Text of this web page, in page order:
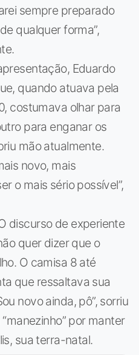
sempre preparado
qualquer forma”,
Eduardo
quando atuava pela
costumava olhar para
para enganar os
mão atualmente.
novo, mais
o mais sério possível”,
discurso de experiente
quer dizer que o
O camisa 8 até
que ressaltava sua
novo ainda, pô”, sorriu
por manter
sua terra-natal.